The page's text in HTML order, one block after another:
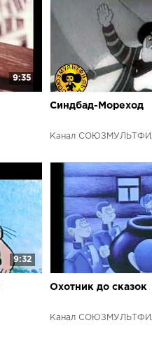
9:35
Синдбад-Мореход
Канал
9:32
Охотник до сказок
Канал